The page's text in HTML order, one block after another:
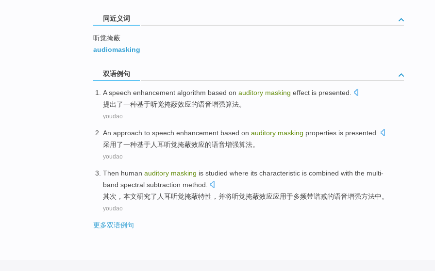
同近义词
听觉掩蔽
audiomasking
双语例句
A speech enhancement algorithm based on auditory masking effect is presented.
提出了一种基于听觉掩蔽效应的语音增强算法。
youdao
An approach to speech enhancement based on auditory masking properties is presented.
采用了一种基于人耳听觉掩蔽效应的语音增强算法。
youdao
Then human auditory masking is studied where its characteristic is combined with the multi-
band spectral subtraction method
其次 ，本文研究了 人耳听觉掩蔽特性 ， 并将听觉掩蔽效应应用于多频带谱减的语音增强方法中。
youdao
更多双语例句